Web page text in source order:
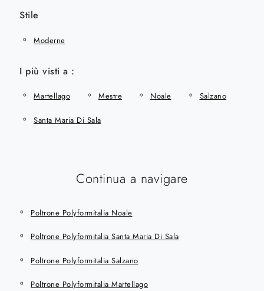
Stile
Moderne
I più visti a :
Martellago Mestre Noale Salzano
Santa Maria Di Sala
Continua a navigare
Poltrone Polyformitalia Noale
Poltrone Polyformitalia Santa Maria Di Sala
Poltrone Polyformitalia Salzano
Poltrone Polyformitalia Martellago